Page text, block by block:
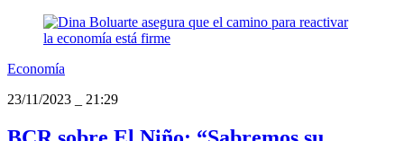
Economía
23/11/2023
21:29